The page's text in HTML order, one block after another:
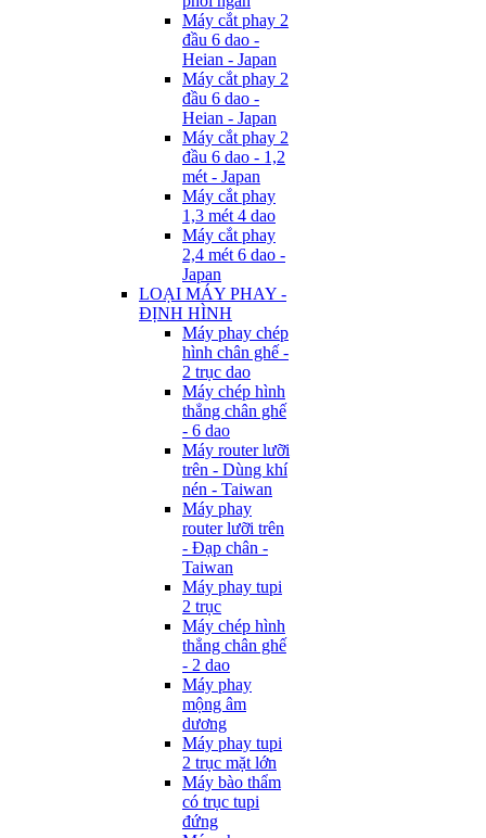
Máy cắt phay 2
đầu 6 dao -
Heian - Japan
Máy cắt phay 2
đầu 6 dao -
Heian - Japan
Máy cắt phay 2
đầu 6 dao - 1,2
mét - Japan
Máy cắt phay
1,3 mét 4 dao
Máy cắt phay
2,4 mét 6 dao -
Japan
LOẠI MÁY PHAY -
ĐỊNH HÌNH
Máy phay chép
hình chân ghế -
2 trục dao
Máy chép hình
thẳng chân ghế
- 6 dao
Máy router lưỡi
trên - Dùng khí
nén - Taiwan
Máy phay
router lưỡi trên
- Đạp chân -
Taiwan
Máy phay tupi
2 trục
Máy chép hình
thẳng chân ghế
- 2 dao
Máy phay
mộng âm
dương
Máy phay tupi
2 trục mặt lớn
Máy bào thẩm
có trục tupi
đứng